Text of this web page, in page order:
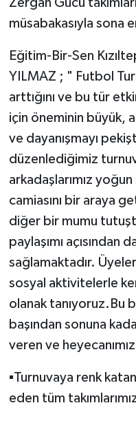
Zergan Gücü
müsabakasıyla sona
Eğitim-Bir-Sen
YILMAZ ; " Futbol
arttığını ve bu tür
için öneminin büyük,
ve dayanışmayı
düzenlediğimiz
arkadaşlarımız
camiasını bir araya
diğer bir mumu
paylaşımı açısından
sağlamaktadır.
sosyal aktivitelerle
olanak tanıyoruz.Bu
başından sonuna
veren ve
▪️Turnuvaya renk
eden tüm